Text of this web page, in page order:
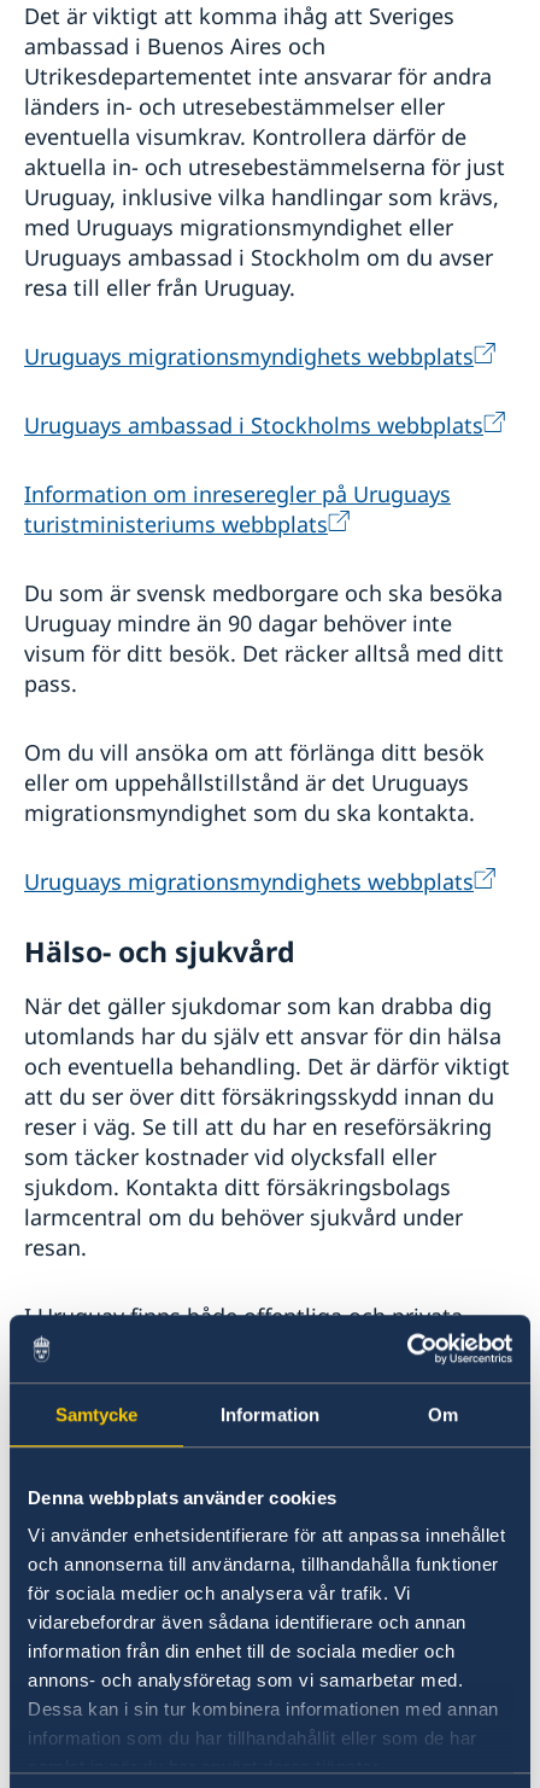
Samtycke Information Om
Denna webbplats använder cookies
Vi använder enhetsidentifierare för att anpassa innehållet
och annonserna till användarna, tillhandahålla funktioner
för sociala medier och analysera vår trafik. Vi
vidarebefordrar även sådana identifierare och annan
information från din enhet till de sociala medier och
annons- och analysföretag som vi samarbetar med.
Dessa kan i sin tur kombinera informationen med annan
information som du har tillhandahållit eller som de har
Det är viktigt att komma ihåg att Sveriges
ambassad i Buenos Aires och
Utrikesdepartementet inte ansvarar för andra
länders in- och utresebestämmelser eller
eventuella visumkrav. Kontrollera därför de
aktuella in- och utresebestämmelserna för just
Uruguay, inklusive vilka handlingar som krävs,
med Uruguays migrationsmyndighet eller
Uruguays ambassad i Stockholm om du avser
resa till eller från Uruguay.
Uruguays migrationsmyndighets webbplats
Uruguays ambassad i Stockholms webbplats
Information om inreseregler på Uruguays
turistministeriums webbplats
Du som är svensk medborgare och ska besöka
Uruguay mindre än 90 dagar behöver inte
visum för ditt besök. Det räcker alltså med ditt
pass.
Om du vill ansöka om att förlänga ditt besök
eller om uppehållstillstånd är det Uruguays
migrationsmyndighet som du ska kontakta.
Uruguays migrationsmyndighets webbplats
Hälso- och sjukvård
När det gäller sjukdomar som kan drabba dig
utomlands har du själv ett ansvar för din hälsa
och eventuella behandling. Det är därför viktigt
att du ser över ditt försäkringsskydd innan du
reser i väg. Se till att du har en reseförsäkring
som täcker kostnader vid olycksfall eller
sjukdom. Kontakta ditt försäkringsbolags
larmcentral om du behöver sjukvård under
resan.
I Uruguay finns både offentliga och privata
sjukhus som kan ge god akutsjukvård. Men för
allvarliga sjukdomar och olyckor
rekommenderas medicinsk evakuering. En
Du som reser bör också försäkra dig om att du
har ett tillräckligt vaccinationsskydd. För
information om vaccin kan du kontakta din
närmaste vaccinationscentral samt
läsa Vårdguidens allmänna reseråd.
Du kan läsa